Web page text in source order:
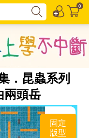
0
．昆蟲系列
兩頭岳
固定
版型